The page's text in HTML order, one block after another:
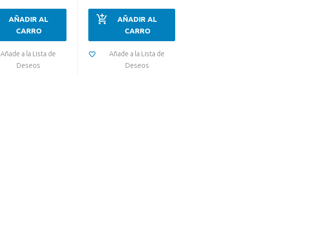
AÑADIR AL
CARRO
Añade a la Lista de
Deseos
AÑADIR AL
CARRO
Añade a la Lista de
Deseos